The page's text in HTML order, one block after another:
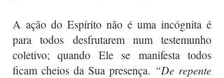
A ação do Espírito não é uma incógnita é
para todos desfrutarem num testemunho
coletivo; quando Ele se manifesta todos
ficam cheios da Sua presença. “De repente